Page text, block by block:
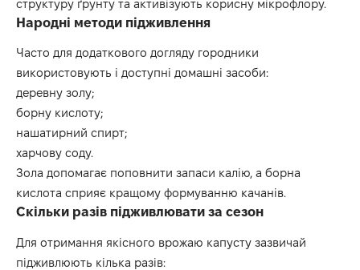
структуру ґрунту та активізують корисну мікрофлору.
Народні методи підживлення
Часто для додаткового догляду городники
використовують і доступні домашні засоби:
деревну золу;
борну кислоту;
нашатирний спирт;
харчову соду.
Зола допомагає поповнити запаси калію, а борна
кислота сприяє кращому формуванню качанів.
Скільки разів підживлювати за сезон
Для отримання якісного врожаю капусту зазвичай
підживлюють кілька разів: